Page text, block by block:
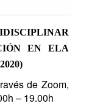
EN ELA
de Zoom,
– 19.00h